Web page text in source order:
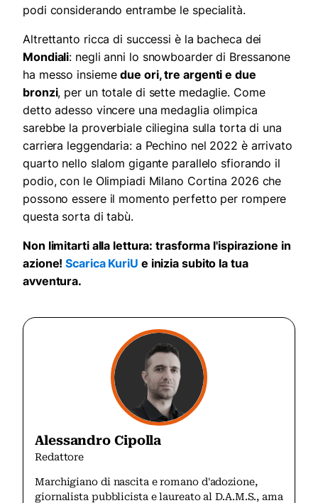
podi considerando entrambe le specialità.
Altrettanto ricca di successi è la bacheca dei
Mondiali: negli anni lo snowboarder di Bressanone
ha messo insiemedue ori, tre argenti e due
bronzi, per un totale di sette medaglie. Come
detto adesso vincere una medaglia olimpica
sarebbe la proverbiale ciliegina sulla torta di una
carriera leggendaria: a Pechino nel 2022 è arrivato
quarto nello slalom gigante parallelo sfiorando il
podio, con le Olimpiadi Milano Cortina 2026 che
possono essere il momento perfetto per rompere
questa sorta di tabù.
Non limitarti alla lettura: trasforma l'ispirazione in
azione!Scarica KuriU e inizia subito la tua
avventura.
Alessandro Cipolla
Redattore
Marchigiano di nascita e romano d'adozione,
giornalista pubblicista e laureato al D.A.M.S., ama